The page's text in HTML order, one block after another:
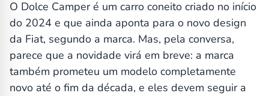
O Dolce Camper é um carro coneito criado no início
do 2024 e que ainda aponta para o novo design
da Fiat, segundo a marca. Mas, pela conversa,
parece que a novidade virá em breve: a marca
também prometeu um modelo completamente
novo até o fim da década, e eles devem seguir a